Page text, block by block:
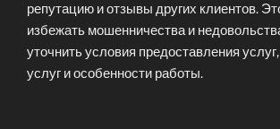
репутацию и отзывы других клиентов.
избежать мошенничества и
уточнить условия предоставления
услуг и особенности работы.